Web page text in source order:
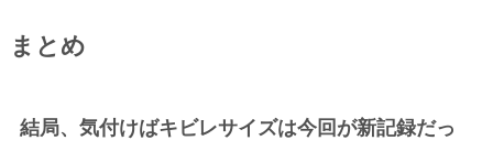
まとめ
結局、気付けばキビレサイズは今回が新記録だっ